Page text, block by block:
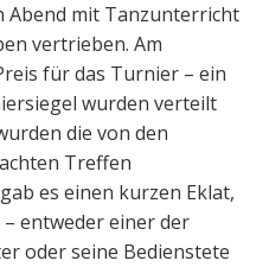
Abend mit Tanzunterricht
vertrieben. Am
für das Turnier – ein
wurden verteilt
die von den
Treffen
es einen kurzen Eklat,
entweder einer der
oder seine Bedienstete